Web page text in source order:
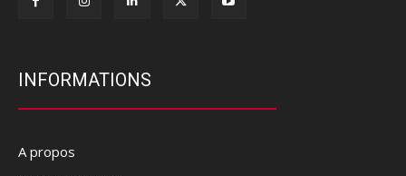
INFORMATIONS
A propos